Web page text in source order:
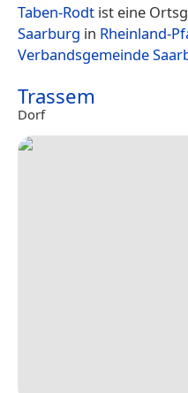
Taben-Rodt ist eine
Saarburg in Rheinland-
Verbandsgemeinde
Trassem
Dorf